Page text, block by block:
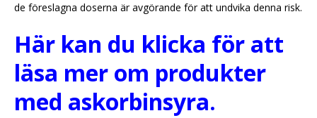
de föreslagna doserna är avgörande för att undvika denna risk.
Här kan du klicka för att
läsa mer om produkter
med askorbinsyra.